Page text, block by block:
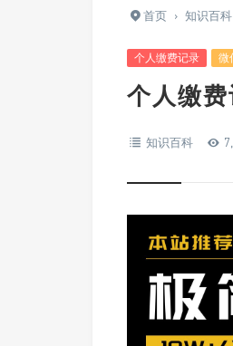
首页 › 知识百科
个人缴费记录 微
个人缴
知识百科